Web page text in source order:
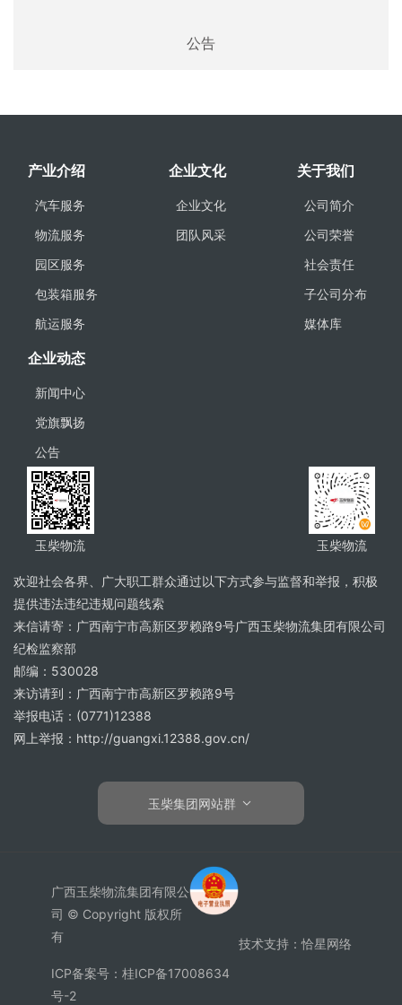
公告
产业介绍
汽车服务
物流服务
园区服务
包装箱服务
航运服务
企业文化
企业文化
团队风采
关于我们
公司简介
公司荣誉
社会责任
子公司分布
媒体库
企业动态
新闻中心
党旗飘扬
公告
玉柴物流 玉柴物流
欢迎社会各界、广大职工群众通过以下方式参与监督和举报，积极
提供违法违纪违规问题线索
来信请寄：广西南宁市高新区罗赖路9号广西玉柴物流集团有限公司
纪检监察部
邮编：530028
来访请到：广西南宁市高新区罗赖路9号
举报电话：(0771)12388
网上举报：http://guangxi.12388.gov.cn/
玉柴集团网站群
广西玉柴物流集团有限公
司 © Copyright 版权所
有
ICP备案号：桂ICP备17008634
号-2
技术支持：恰星网络